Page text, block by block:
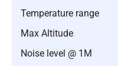
Temperature range
Max Altitude
Noise level @ 1M